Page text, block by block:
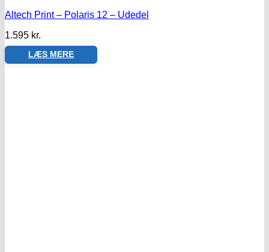
Altech Print – Polaris 12 – Udedel
1.595 kr.
LÆS MERE